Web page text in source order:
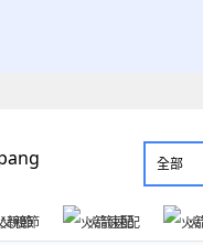
全部
親節 火箭速配